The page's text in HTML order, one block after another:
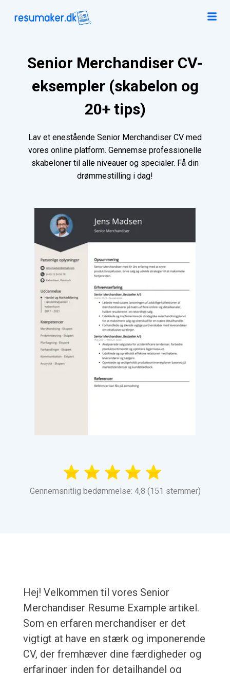
Senior Merchandiser CV-
eksempler (skabelon og
20+ tips)
Lav et enestående Senior Merchandiser CV med
vores online platform. Gennemse professionelle
skabeloner til alle niveauer og specialer. Få din
drømmestilling i dag!
Gennemsnitlig bedømmelse: 4,8 (151 stemmer)
Hej! Velkommen til vores Senior
Merchandiser Resume Example artikel.
Som en erfaren merchandiser er det
vigtigt at have en stærk og imponerende
CV, der fremhæver dine færdigheder og
erfaringer inden for detailhandel og